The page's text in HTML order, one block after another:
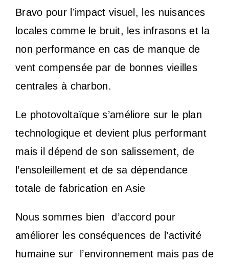
Bravo pour l’impact visuel, les nuisances
locales comme le bruit, les infrasons et la
non performance en cas de manque de
vent compensée par de bonnes vieilles
centrales à charbon.
Le photovoltaïque s’améliore sur le plan
technologique et devient plus performant
mais il dépend de son salissement, de
l’ensoleillement et de sa dépendance
totale de fabrication en Asie
Nous sommes bien
d’accord pour
améliorer les conséquences de l’activité
humaine sur
l’environnement mais pas de